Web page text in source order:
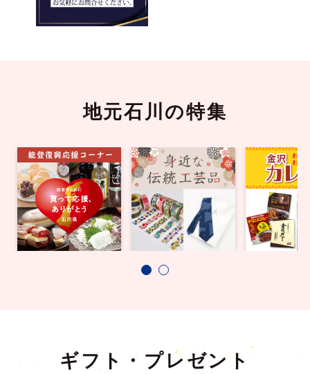
地元石川の特集
ギフト・プレゼント